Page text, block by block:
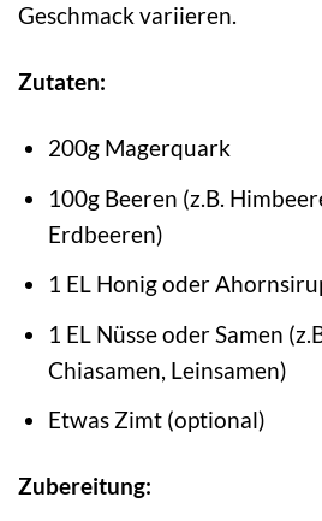
Geschmack variieren.
Zutaten:
200g Magerquark
100g Beeren (z.B.
Erdbeeren)
1 EL Honig oder
1 EL Nüsse oder Samen
Chiasamen, Leinsamen)
Etwas Zimt (optional)
Zubereitung: